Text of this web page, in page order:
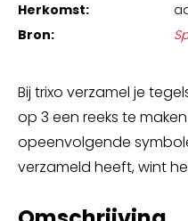
Herkomst:
Bron:
Bij trixo verzamel je
op 3 een reeks te
opeenvolgende
verzameld heeft, wint